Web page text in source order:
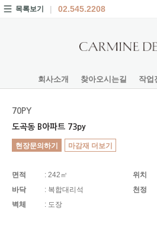
목록보기 02.545.2208
회사소개 찾아오시는길 작업
70PY
도곡동 B아파트 73py
현장문의하기 마감재 더보기
면적 : 242㎡ 위치
바닥
: 복합대리석 천정
벽체
: 도장